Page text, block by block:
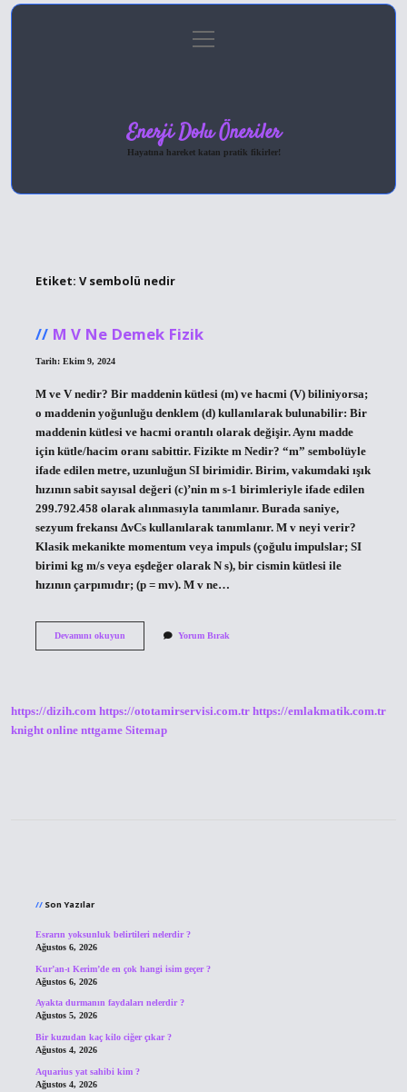
Gizlilik Politikası
menüyü
aç
Enerji Dolu Öneriler
Hayatına hareket katan pratik fikirler!
Etiket: V sembolü nedir
M V Ne Demek Fizik
Tarih: Ekim 9, 2024
M ve V nedir? Bir maddenin kütlesi (m) ve hacmi (V) biliniyorsa;
o maddenin yoğunluğu denklem (d) kullanılarak bulunabilir: Bir
maddenin kütlesi ve hacmi orantılı olarak değişir. Aynı madde
için kütle/hacim oranı sabittir. Fizikte m Nedir? “m” sembolüyle
ifade edilen metre, uzunluğun SI birimidir. Birim, vakumdaki ışık
hızının sabit sayısal değeri (c)’nin m s-1 birimleriyle ifade edilen
299.792.458 olarak alınmasıyla tanımlanır. Burada saniye,
sezyum frekansı ΔνCs kullanılarak tanımlanır. M v neyi verir?
Klasik mekanikte momentum veya impuls (çoğulu impulslar; SI
birimi kg m/s veya eşdeğer olarak N s), bir cismin kütlesi ile
hızının çarpımıdır; (p = mv). M v ne…
Devamını okuyunM
Yorum Bırak
https://dizih.com https://ototamirservisi.com.tr https://emlakmatik.com.tr
knight online nttgame Sitemap
Son Yazılar
Esrarın yoksunluk belirtileri nelerdir ?
Ağustos 6, 2026
Kur’an-ı Kerim’de en çok hangi isim geçer ?
Ağustos 6, 2026
Ayakta durmanın faydaları nelerdir ?
Ağustos 5, 2026
Bir kuzudan kaç kilo ciğer çıkar ?
Ağustos 4, 2026
Aquarius yat sahibi kim ?
Ağustos 4, 2026